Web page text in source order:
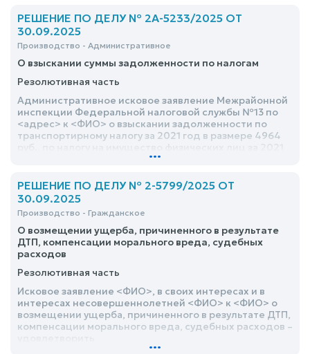
РЕШЕНИЕ ПО ДЕЛУ № 2А-5233/2025 ОТ
30.09.2025
Производство - Административное
О взыскании суммы задолженности по налогам
Резолютивная часть
Административное исковое заявление Межрайонной
инспекции Федеральной налоговой службы №13 по
<адрес> к <ФИО> о взыскании задолженности по
транспортирному налогу за 2021 год в размере 4964
год в размере 3223 руб. – оставить без
...
РЕШЕНИЕ ПО ДЕЛУ № 2-5799/2025 ОТ
30.09.2025
Производство - Гражданское
О возмещении ущерба, причиненного в результате
ДТП, компенсации морального вреда, судебных
расходов
Резолютивная часть
Исковое заявление <ФИО>, в своих интересах и в
интересах несовершеннолетней <ФИО> к <ФИО> о
возмещении ущерба, причиненного в результате ДТП,
компенсации морального вреда, судебных расходов –
...